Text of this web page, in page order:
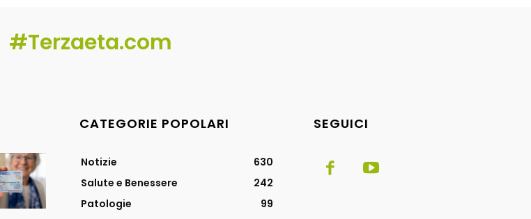
#Terzaeta.com
CATEGORIE POPOLARI
Notizie
630
Salute e Benessere
242
Patologie
99
SEGUICI